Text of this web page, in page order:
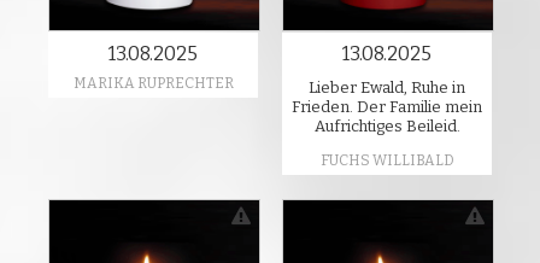
13.08.2025
MARIKA RUPRECHTER
13.08.2025
Lieber Ewald, Ruhe in
Frieden. Der Familie mein
Aufrichtiges Beileid.
FUCHS WILLIBALD